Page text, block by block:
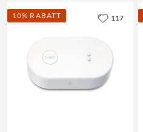
10% RABATT 117